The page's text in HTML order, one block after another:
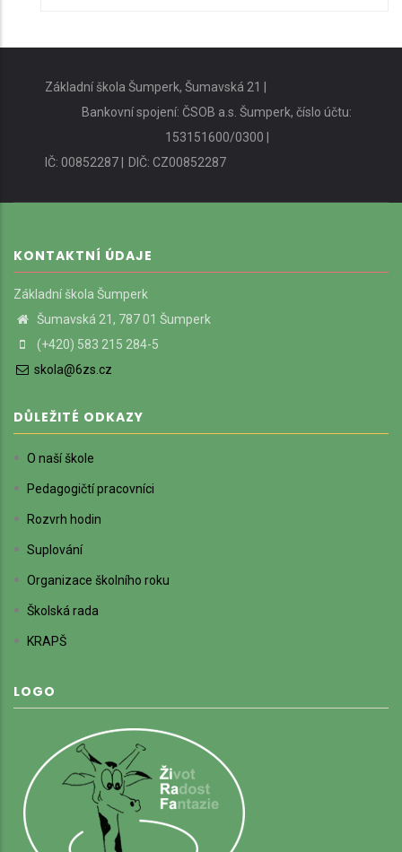
Základní škola Šumperk, Šumavská 21 |
Bankovní spojení: ČSOB a.s. Šumperk, číslo účtu:
153151600/0300 |
IČ: 00852287 |
DIČ: CZ00852287
KONTAKTNÍ ÚDAJE
Základní škola Šumperk
Šumavská 21, 787 01 Šumperk
(+420) 583 215 284-5
skola@6zs.cz
DŮLEŽITÉ ODKAZY
O naší škole
Pedagogičtí pracovníci
Rozvrh hodin
Suplování
Organizace školního roku
Školská rada
KRAPŠ
LOGO